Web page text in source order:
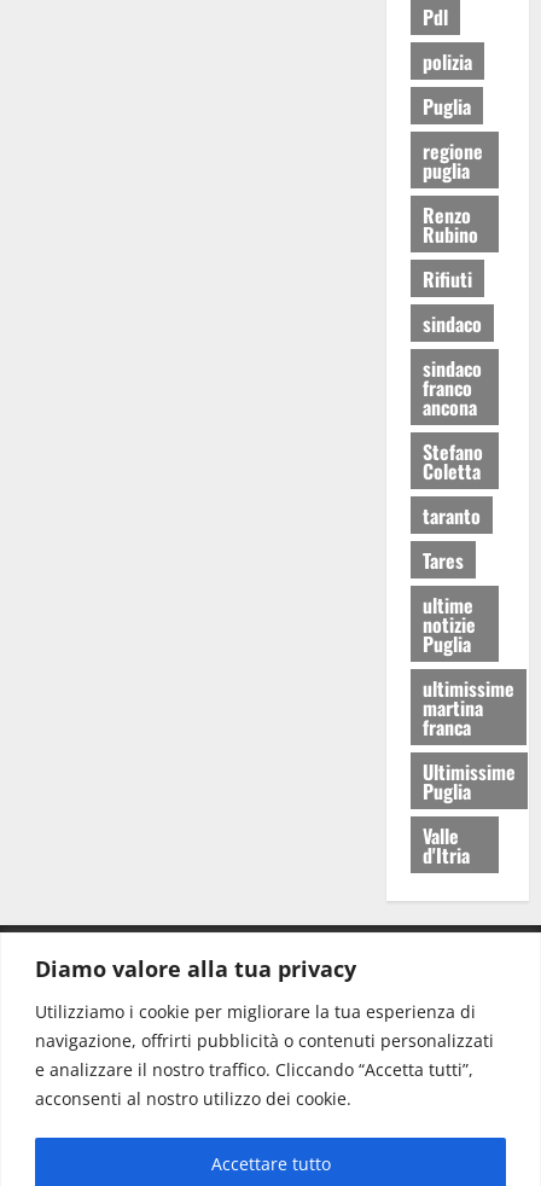
Diamo valore alla tua privacy
Utilizziamo i cookie per migliorare la tua esperienza di
navigazione, offrirti pubblicità o contenuti personalizzati
e analizzare il nostro traffico. Cliccando “Accetta tutti”,
acconsenti al nostro utilizzo dei cookie.
Accettare tutto
Pdl
polizia
Puglia
regione
puglia
Renzo
Rubino
Rifiuti
sindaco
sindaco
franco
ancona
Stefano
Coletta
taranto
Tares
ultime
notizie
Puglia
ultimissime
martina
franca
Ultimissime
Puglia
Valle
d'Itria
Redazione: redazione@www.martinasera.it
Direttore:direttore@www.martinasera.it
Info & Commerciale:info@www.martinasera.it